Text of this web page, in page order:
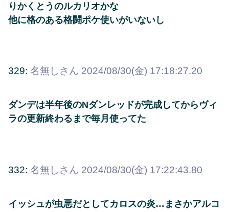
りかくとうのルカリオかな
他に格のある格闘ポケ使いがいないし
329: 名無しさん 2024/08/30(金) 17:18:27.20
ダンデは半年後のNダンレッドが完成してからヴィ
ラの更新終わるまで毎月使ってた
332: 名無しさん 2024/08/30(金) 17:22:43.80
イッシュが虫悪だとしてカロスの炎…まさかアルコ